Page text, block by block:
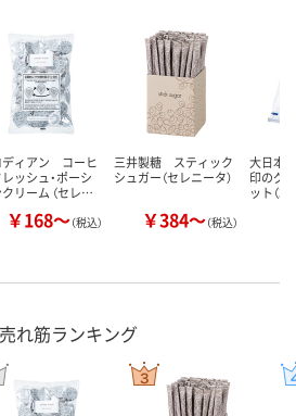
ディアン コーヒ
ッシュ・ポーシ
クリーム （セレ…
￥168～（税込）
三井製糖 スティック
シュガー（セレニータ）
￥384～（税込）
大日本
印のグ
ット（
れ筋ランキング